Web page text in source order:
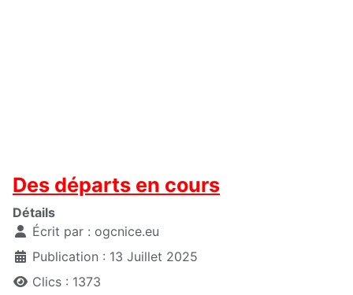
Des départs en cours
Détails
Écrit par : ogcnice.eu
Publication : 13 Juillet 2025
Clics : 1373